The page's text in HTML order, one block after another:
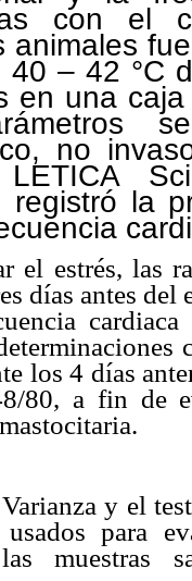
con el
animales
– 42 °C
en una
no
registró la
el estrés, las
días antes
los 4 días
80, a fin de
y el
para
muestras